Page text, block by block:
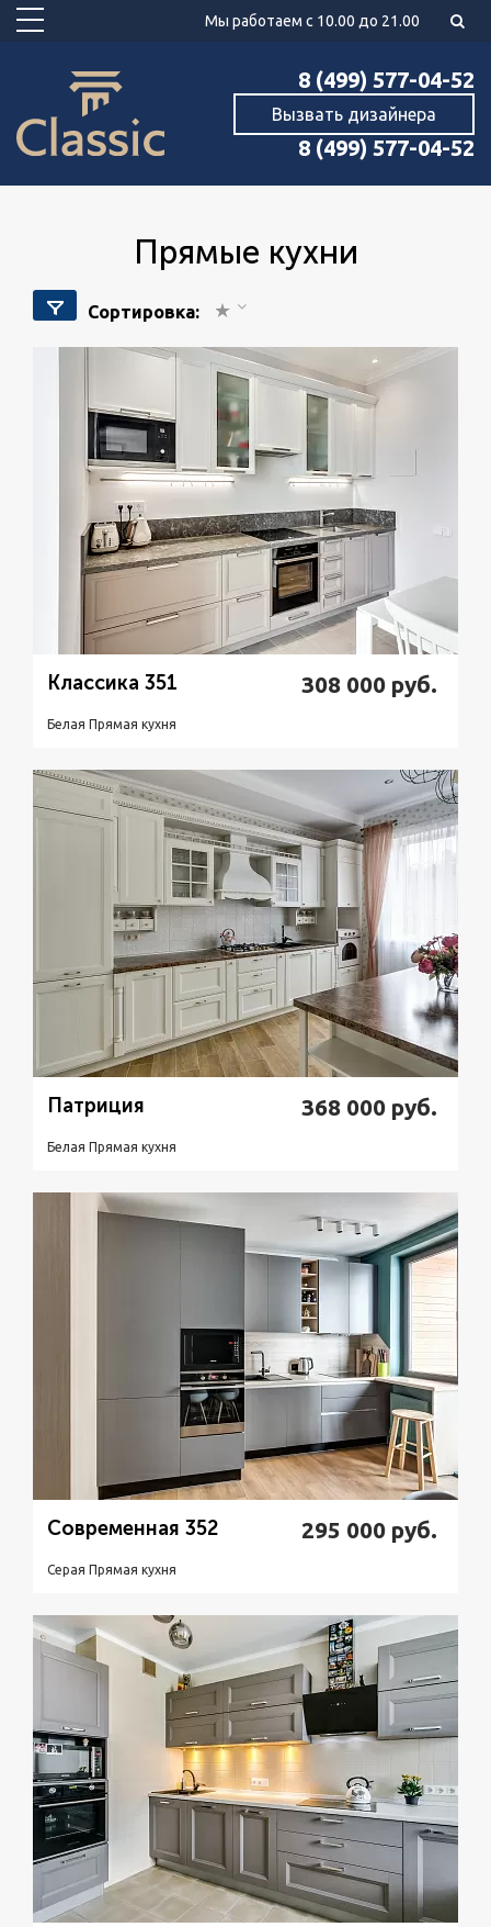
Мы работаем с 10.00 до 21.00
8 (499) 577-04-52
Вызвать дизайнера
8 (499) 577-04-52
прямые кухни
Сортировка:
Классика 351 308 000 руб.
Белая Прямая кухня
Подробнее Узнать стоимость
Патриция 368 000 руб.
Белая Прямая кухня
Подробнее
Современная 352 295 000 руб.
Серая Прямая кухня
Подробнее Узнать стоимость